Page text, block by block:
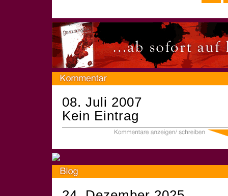
08. Juli 2007
Kein Eintrag